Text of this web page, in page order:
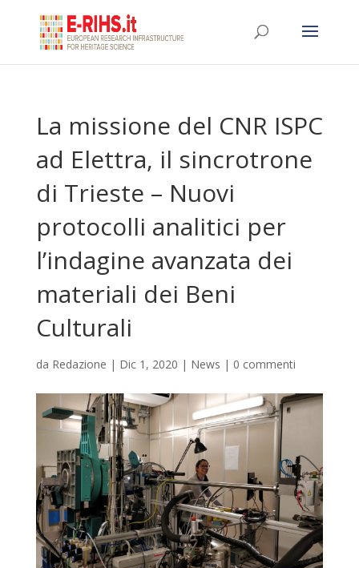
La missione del CNR ISPC
ad Elettra, il sincrotrone
di Trieste – Nuovi
protocolli analitici per
l’indagine avanzata dei
materiali dei Beni
Culturali
da Redazione | Dic 1, 2020 | News | 0 commenti